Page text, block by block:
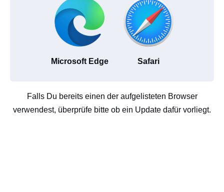
Microsoft Edge Safari
Falls Du bereits einen der aufgelisteten Browser
verwendest, überprüfe bitte ob ein Update dafür vorliegt.